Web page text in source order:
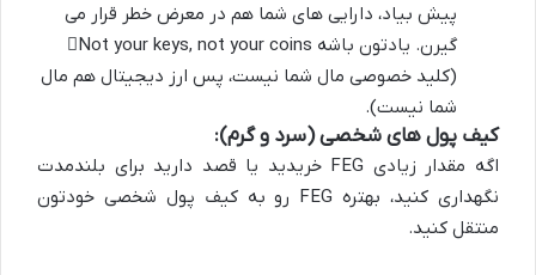
پیش بیاد، دارایی های شما هم در معرض خطر قرار می
گیرن. یادتون باشه Not your keys, not your coins
(کلید خصوصی مال شما نیست، پس ارز دیجیتال هم مال
شما نیست).
کیف پول های شخصی (سرد و گرم):
اگه مقدار زیادی FEG خریدید یا قصد دارید برای بلندمدت
نگهداری کنید، بهتره FEG رو به کیف پول شخصی خودتون
منتقل کنید.